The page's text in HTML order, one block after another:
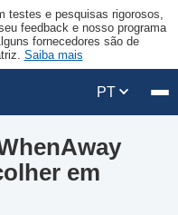
testes e pesquisas rigorosos,
feedback e nosso programa
fornecedores são de
Saiba mais
PT
em